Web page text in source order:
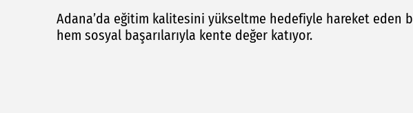
Adana’da eğitim kalitesini yükseltme hedefiyle hareket eden
hem sosyal başarılarıyla kente değer katıyor.